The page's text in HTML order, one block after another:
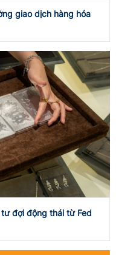
giao dịch hàng hóa
đợi động thái từ Fed